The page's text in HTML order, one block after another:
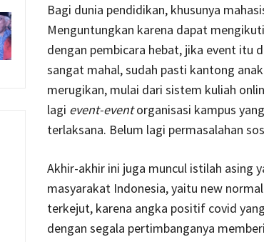
Bagi dunia pendidikan, khusunya
Menguntungkan karena dapat
dengan pembicara hebat, jika event itu
sangat mahal, sudah pasti kantong
merugikan, mulai dari sistem kuliah
lagi event-eventorganisasi kampus
terlaksana. Belum lagi permasalahan
Akhir-akhir ini juga muncul istilah asing
masyarakat Indonesia, yaitu new
terkejut, karena angka positif covid
dengan segala pertimbanganya